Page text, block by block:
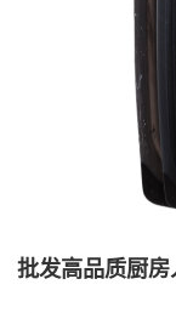
批发高品质厨